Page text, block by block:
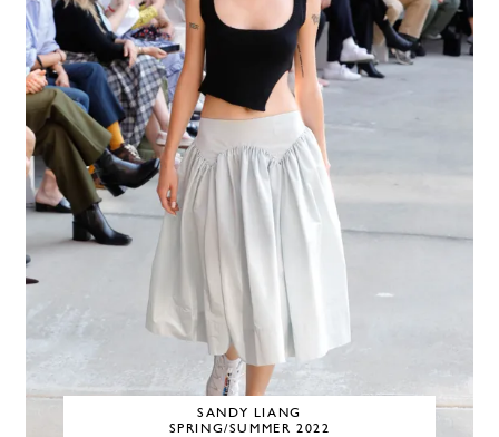
SANDY LIANG
SPRING/SUMMER 2022